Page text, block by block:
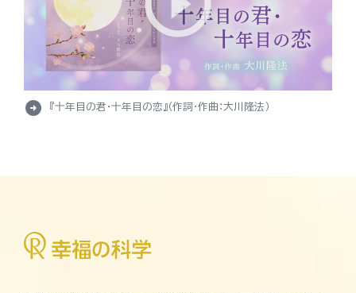
arrow_circle_right 『十年目の君・十年目の恋』（作詞・作曲：大川隆法）